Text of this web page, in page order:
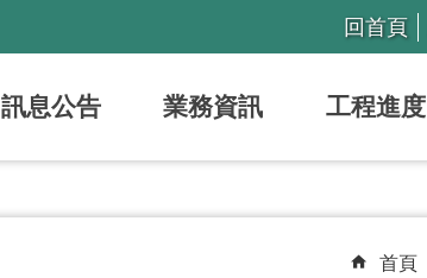
回首頁
訊息公告 業務資訊 工程進度
首頁